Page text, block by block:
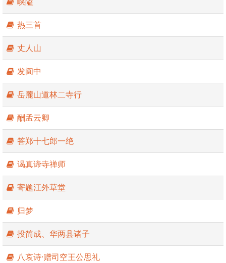
热三首
丈人山
发阆中
岳麓山道林二寺行
酬孟云卿
答郑十七郎一绝
谒真谛寺禅师
寄题江外草堂
归梦
投简成、华两县诸子
八哀诗·赠司空王公思礼